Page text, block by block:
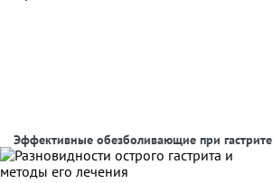
Эффективные обезболивающие при гастрите